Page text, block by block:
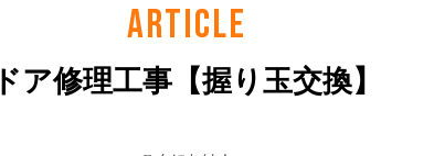
ARTICLE
ドア修理工事【握り玉交換】